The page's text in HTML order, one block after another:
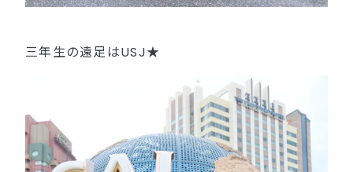
三年生の遠足はUSJ★